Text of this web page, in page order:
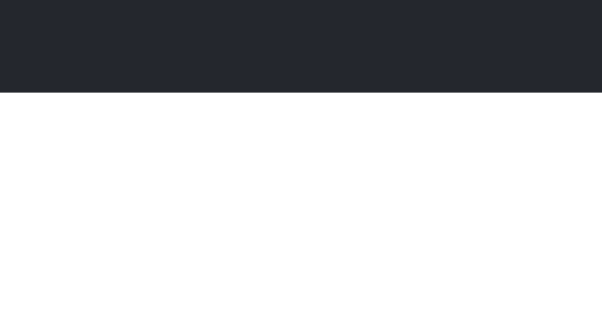
contenuto